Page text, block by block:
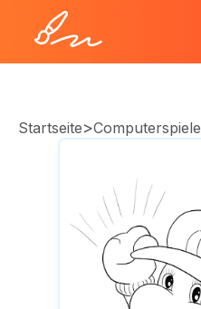
Startseite>Computerspiele